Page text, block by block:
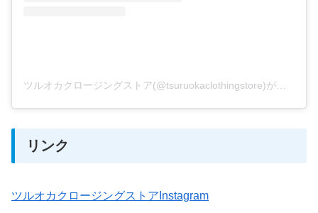
リンク
ツルオカクロージングストアInstagram